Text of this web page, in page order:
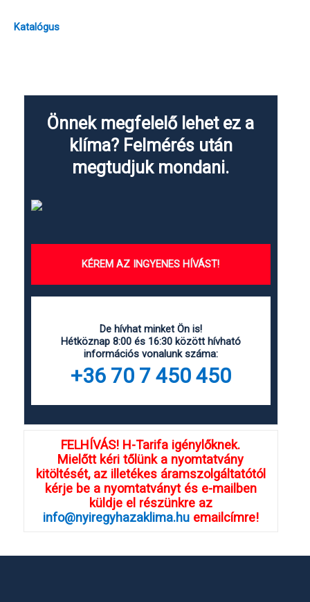
Katalógus
Önnek megfelelő lehet ez a
klíma? Felmérés után
megtudjuk mondani.
KÉREM AZ INGYENES HÍVÁST!
De hívhat minket Ön is!
Hétköznap 8:00 és 16:30 között hívható
információs vonalunk száma:
+36 70 7 450 450
FELHÍVÁS! H-Tarifa igénylőknek.
Mielőtt kéri tőlünk a nyomtatvány
kitöltését, az illetékes áramszolgáltatótól
kérje be a nyomtatványt és e-mailben
küldje el részünkre az
info@nyiregyhazaklima.huemailcímre!